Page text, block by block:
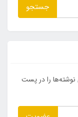
جستجو
نوشته‌ها را در پست